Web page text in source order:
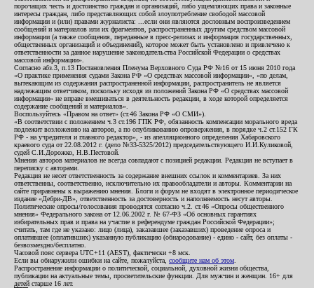
порочащих честь и достоинство граждан и организаций, либо ущемляющих права и законные
интересы граждан, либо представляющих собой злоупотребление свободой массовой
информации и (или) правами журналиста: ...если они являются дословным воспроизведением
сообщений и материалов или их фрагментов, распространенных другим средством массовой
информации (а также сообщения, переданные в пресс-релизах и информация государственных,
общественных организаций и объединений), которое может быть установлено и привлечено к
ответственности за данное нарушение законодательства Российской Федерации о средствах
массовой информации».
Согласно абз.3, п.13 Постановления Пленума Верховного Суда РФ №16 от 15 июня 2010 года
«О практике применения судами Закона РФ «О средствах массовой информации», «по делам,
вытекающим из содержания распространенной информации, распространитель не является
надлежащим ответчиком, поскольку исходя из положений Закона РФ «О средствах массовой
информации» не вправе вмешиваться в деятельность редакции, в ходе которой определяется
содержание сообщений и материалов».
Воспользуйтесь «Правом на ответ» (ст.46 Закона РФ «О СМИ»).
«В соответствии с положением ч.3 ст.196 ГПК РФ, обязанность компенсации морального вреда
подлежит возложению на авторов, а по опубликованию опровержения, в порядке ч.2 ст.152 ГК
РФ - на учредителя и главного редактор», - из апелляционного определения Хабаровского
краевого суда от 22.08.2012 г. (дело №33-5325/2012) председательствующего И.И.Куликовой,
судей С.И.Дорожко, Н.В.Пестовой.
Мнения авторов материалов не всегда совпадают с позицией редакции. Редакция не вступает в
переписку с авторами.
Редакция не несет ответственность за содержание внешних ссылок и комментариев. За них
ответственны, соответственно, исключительно их правообладатели и авторы. Комментарии на
сайте приравнены к выражению мнения. Блоги и форум не входят в электронное периодическое
издание «Дебри-ДВ», ответственность за достоверность и наполняемость несут авторы.
Политические опросы/голосования проводятся согласно ч.2. ст.46 «Опросы общественного
мнения» Федерального закона от 12.06.2002 г. № 67-ФЗ «Об основных гарантиях
избирательных прав и права на участие в референдуме граждан Российской Федерации»;
считать, там где не указано: лицо (лица), заказавшее (заказавших) проведение опроса и
оплатившее (оплативших) указанную публикацию (обнародование) - едино - сайт, без оплаты -
безвозмездно/бесплатно.
Часовой пояс сервера UTC+11 (AEST), фактически +8 мск.
Если вы обнаружили ошибки на сайте, пожалуйста, сообщите нам об этом
Распространение информации о политической, социальной, духовной жизни общества,
публикации на актуальные темы, просветительские функции. Для мужчин и женщин. 16+ для
детей старше 16 лет.